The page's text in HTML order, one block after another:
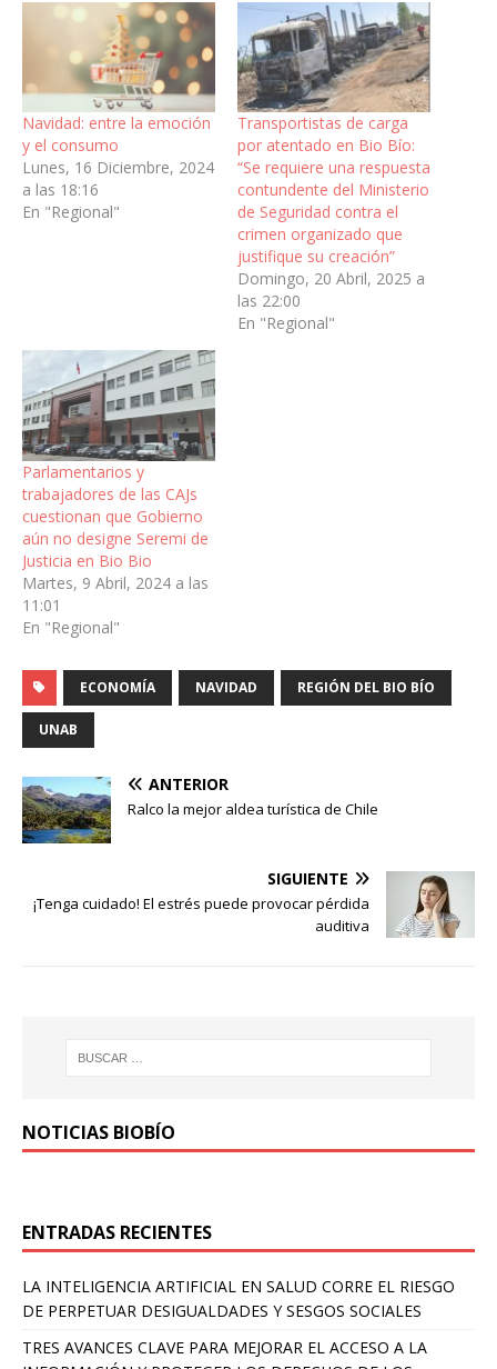
Navidad: entre la emoción
y el consumo
Lunes, 16 Diciembre, 2024
a las 18:16
En "Regional"
Transportistas de carga
por atentado en Bio Bío:
“Se requiere una respuesta
contundente del Ministerio
de Seguridad contra el
crimen organizado que
justifique su creación”
Domingo, 20 Abril, 2025 a
las 22:00
En "Regional"
Parlamentarios y
trabajadores de las CAJs
cuestionan que Gobierno
aún no designe Seremi de
Justicia en Bio Bio
Martes, 9 Abril, 2024 a las
11:01
En "Regional"
ECONOMÍA NAVIDAD REGIÓN DEL BIO BÍO
UNAB
ANTERIOR
Ralco la mejor aldea turística de Chile
SIGUIENTE
¡Tenga cuidado! El estrés puede provocar pérdida
auditiva
NOTICIAS BIOBÍO
ENTRADAS RECIENTES
LA INTELIGENCIA ARTIFICIAL EN SALUD CORRE EL RIESGO
DE PERPETUAR DESIGUALDADES Y SESGOS SOCIALES
TRES AVANCES CLAVE PARA MEJORAR EL ACCESO A LA